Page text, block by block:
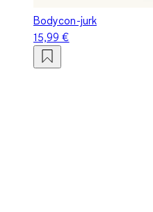
Bodycon-jurk
15,99 €